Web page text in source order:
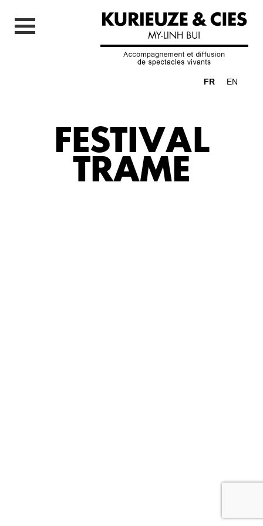
FR EN
FESTIVAL
TRAME